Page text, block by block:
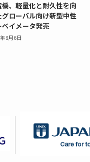
機、軽量化と耐久性を向
グローバル向け新型中性
イメータ発売
8月6日